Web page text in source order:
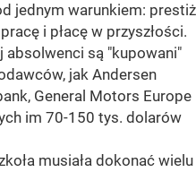
jednym warunkiem: prestiż
i płacę w przyszłości.
absolwenci są "kupowani"
jak Andersen
General Motors Europe
im 70-150 tys. dolarów
musiała dokonać wielu